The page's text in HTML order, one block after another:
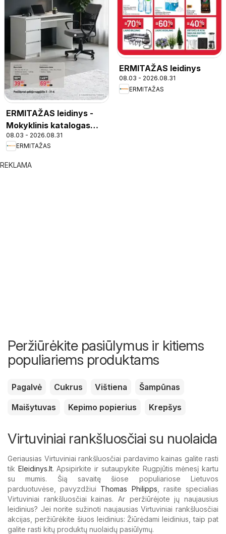
ERMITAŽAS leidinys -
Mokyklinis katalogas
2026
08.03 - 2026.08.31
ERMITAŽAS
ERMITAŽAS leidinys
08.03 - 2026.08.31
ERMITAŽAS
REKLAMA
Peržiūrėkite pasiūlymus ir kitiems
populiariems produktams
Pagalvė Cukrus Vištiena
Šampūnas
Maišytuvas
Kepimo popierius Krepšys
Virtuviniai rankšluosčiai su nuolaida
Geriausias Virtuviniai rankšluosčiai pardavimo kainas galite rasti
tik Eleidinys.lt. Apsipirkite ir sutaupykite Rugpjūtis mėnesį kartu
su mumis. Šią savaitę šiose populiariose Lietuvos
parduotuvėse, pavyzdžiui Thomas Philipps , rasite specialias
Virtuviniai rankšluosčiai kainas. Ar peržiūrėjote jų naujausius
leidinius? Jei norite sužinoti naujausias Virtuviniai rankšluosčiai
akcijas, peržiūrėkite šiuos leidinius: Žiūrėdami leidinius, taip pat
galite rasti kitų produktų nuolaidų pasiūlymų.